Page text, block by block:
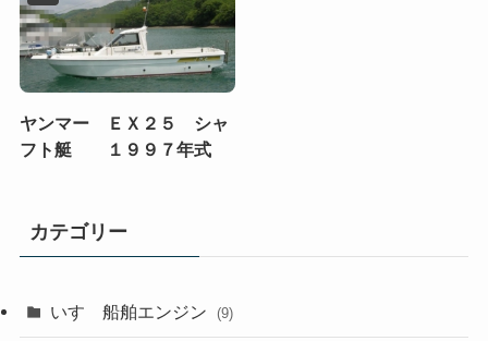
ヤンマー ＥＸ２５ シャ
フト艇 １９９７年式
カテゴリー
いすゞ船舶エンジン (9)